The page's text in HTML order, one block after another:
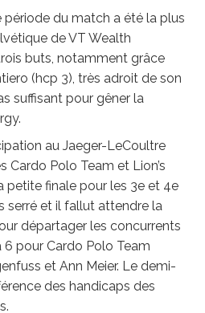
période du match a été la plus
de VT Wealth
buts, notamment grâce
(hcp 3), très adroit de son
suffisant pour gêner la
au Jaeger-LeCoultre
Cardo Polo Team et Lion’s
petite finale pour les 3e et 4e
serré et il fallut attendre la
départager les concurrents
6 pour Cardo Polo Team
et Ann Meier. Le demi-
des handicaps des